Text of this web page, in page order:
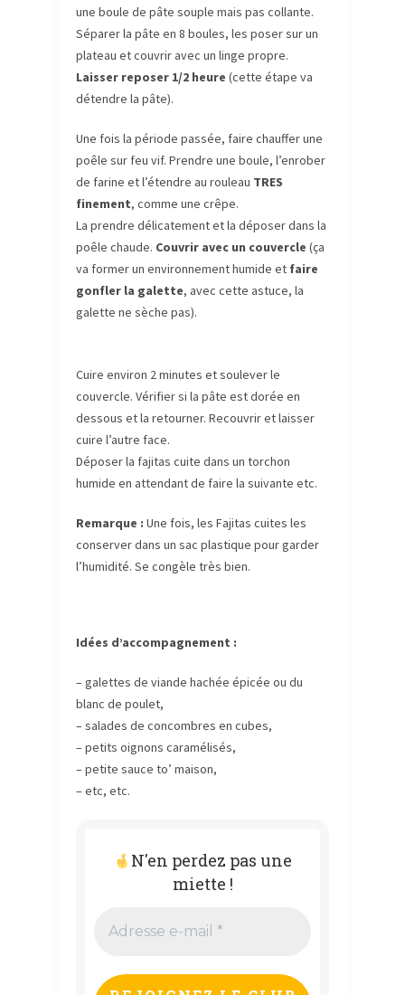
une boule de pâte souple mais pas collante.
Séparer la pâte en 8 boules, les poser sur un
plateau et couvrir avec un linge propre.
Laisser reposer 1/2 heure (cette étape va
détendre la pâte).
Une fois la période passée, faire chauffer une
poêle sur feu vif. Prendre une boule, l’enrober
de farine et l’étendre au rouleau TRES
finement, comme une crêpe.
La prendre délicatement et la déposer dans la
poêle chaude. Couvrir avec un couvercle (ça
va former un environnement humide et faire
gonfler la galette, avec cette astuce, la
galette ne sèche pas).
Cuire environ 2 minutes et soulever le
couvercle. Vérifier si la pâte est dorée en
dessous et la retourner. Recouvrir et laisser
cuire l’autre face.
Déposer la fajitas cuite dans un torchon
humide en attendant de faire la suivante etc.
Remarque : Une fois, les Fajitas cuites les
conserver dans un sac plastique pour garder
l’humidité. Se congèle très bien.
Idées d’accompagnement :
– galettes de viande hachée épicée ou du
blanc de poulet,
– salades de concombres en cubes,
– petits oignons caramélisés,
– petite sauce to’ maison,
– etc, etc.
N'en perdez pas une
miette !
e-
*